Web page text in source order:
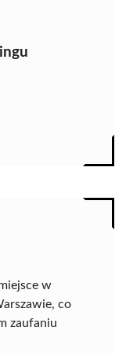
w
co
zaufaniu